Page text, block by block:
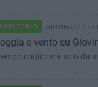
GIOVINAZZO - 7
e vento su
migliorerà solo da